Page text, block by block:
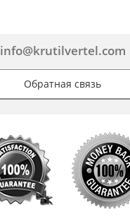
info@krutilvertel.com
Обратная связь